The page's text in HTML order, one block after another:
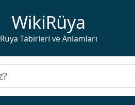
WikiRüya
Rüya Tabirleri ve Anlamları